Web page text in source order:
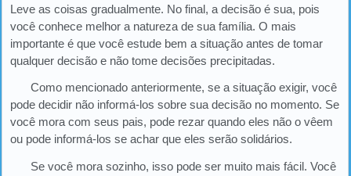
Leve as coisas gradualmente. No final, a decisão é sua, pois
você conhece melhor a natureza de sua família. O mais
importante é que você estude bem a situação antes de tomar
qualquer decisão e não tome decisões precipitadas.
Como mencionado anteriormente, se a situação exigir, você
pode decidir não informá-los sobre sua decisão no momento. Se
você mora com seus pais, pode rezar quando eles não o vêem
ou pode informá-los se achar que eles serão solidários.
Se você mora sozinho, isso pode ser muito mais fácil. Você